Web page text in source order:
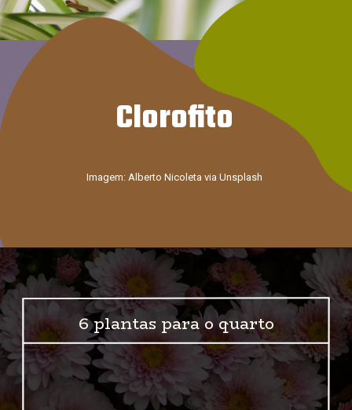
Clorofito
Imagem: Alberto Nicoleta via Unsplash
6 plantas para o quarto